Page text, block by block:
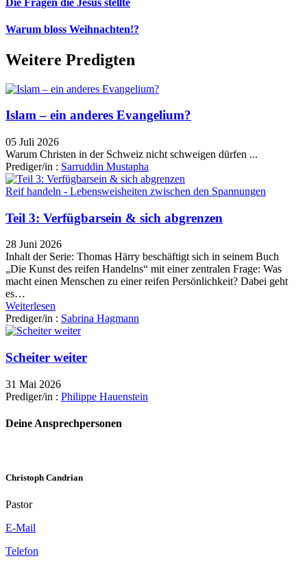
Die Fragen die Jesus stellte
Warum bloss Weihnachten!?
Weitere Predigten
Islam – ein anderes Evangelium?
05 Juli 2026
Warum Christen in der Schweiz nicht schweigen dürfen ...
Prediger/in : Sarruddin Mustapha
Reif handeln - Lebensweisheiten zwischen den Spannungen
Teil 3: Verfügbarsein & sich abgrenzen
28 Juni 2026
Inhalt der Serie: Thomas Härry beschäftigt sich in seinem Buch
„Die Kunst des reifen Handelns“ mit einer zentralen Frage: Was
macht einen Menschen zu einer reifen Persönlichkeit? Dabei geht
es…
Weiterlesen
Prediger/in : Sabrina Hagmann
Scheiter weiter
31 Mai 2026
Prediger/in : Philippe Hauenstein
Deine Ansprechpersonen
Christoph Candrian
Pastor
E-Mail
Telefon